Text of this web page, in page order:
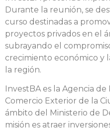
Durante la reunión, se
curso destinadas a
proyectos privados en el
subrayando el
crecimiento económico y
la región.
InvestBA es la Agencia
Comercio Exterior de la
ámbito del Ministerio de
misión es atraer